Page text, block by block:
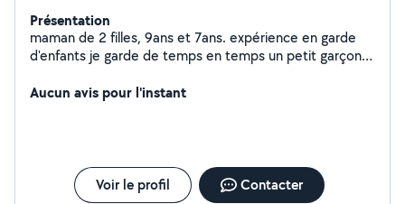
Présentation
maman de 2 filles, 9ans et 7ans. expérience en garde
d'enfants je garde de temps en temps un petit garçon
Aucun avis pour l'instant
Voir le profil Contacter